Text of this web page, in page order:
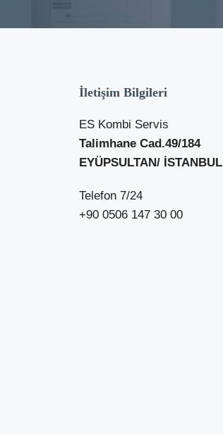
İletişim Bilgileri
ES Kombi Servis
Talimhane Cad.49/184
EYÜPSULTAN/ İSTANBUL
Telefon 7/24
+90 0506 147 30 00